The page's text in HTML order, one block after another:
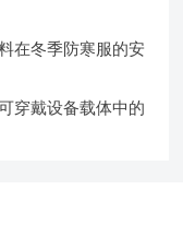
在冬季防寒服的安
穿戴设备载体中的